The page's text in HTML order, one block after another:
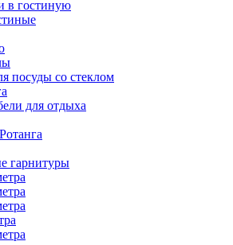
в гостиную
посуды со стеклом
для отдыха
гарнитуры